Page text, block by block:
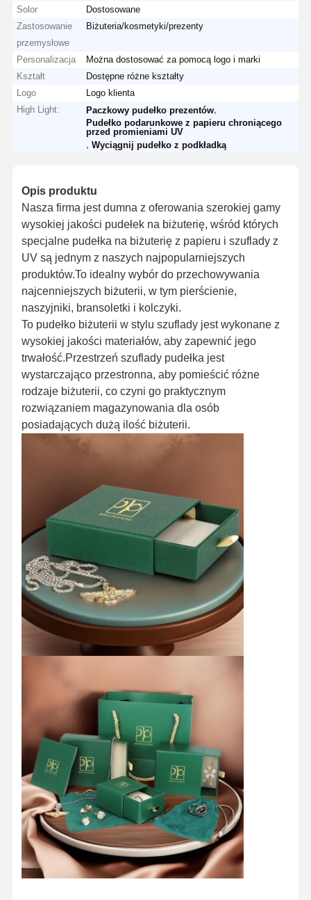
Dom Produkty O Nas
Wycieczka
Solor
Dostosowane
Zastosowanie
przemysłowe
Biżuteria/kosmetyki/prezenty
Personalizacja
Można dostosować za pomocą logo i marki
Kształt
Dostępne różne kształty
Logo
Logo klienta
High Light:
Paczkowy pudełko prezentów
Pudełko podarunkowe z papieru chroniącego
przed promieniami UV
,Wyciągnij pudełko z podkładką
Opis produktu
Nasza firma jest dumna z oferowania szerokiej gamy
wysokiej jakości pudełek na biżuterię, wśród których
specjalne pudełka na biżuterię z papieru i szuflady z
UV są jednym z naszych najpopularniejszych
produktów.To idealny wybór do przechowywania
najcenniejszych biżuterii, w tym pierścienie,
naszyjniki, bransoletki i kolczyki.
To pudełko biżuterii w stylu szuflady jest wykonane z
wysokiej jakości materiałów, aby zapewnić jego
trwałość.Przestrzeń szuflady pudełka jest
wystarczająco przestronna, aby pomieścić różne
rodzaje biżuterii, co czyni go praktycznym
rozwiązaniem magazynowania dla osób
posiadających dużą ilość biżuterii.